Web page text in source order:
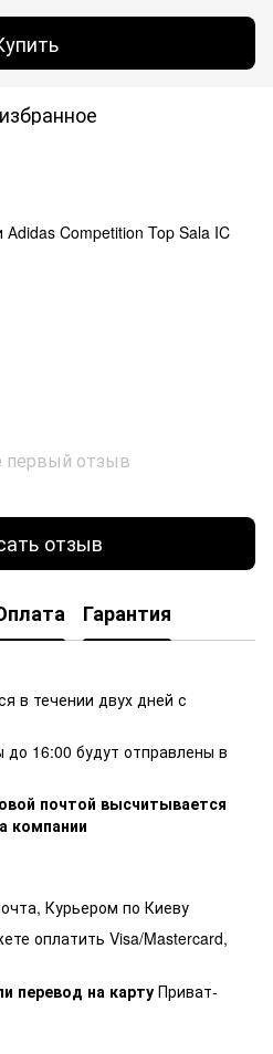
Аdidas Competition Top Sala IC
первый отзыв
отзыв
Гарантия
в течении двух дней с
16:00 будут отправлены в
почтой высчитывается
компании
Курьером по Киеву
оплатить Visa/Mastercard,
перевод на карту Приват-